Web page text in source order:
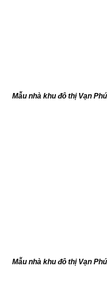
Mẫu nhà khu đô thị Vạn
Mẫu nhà khu đô thị Vạn